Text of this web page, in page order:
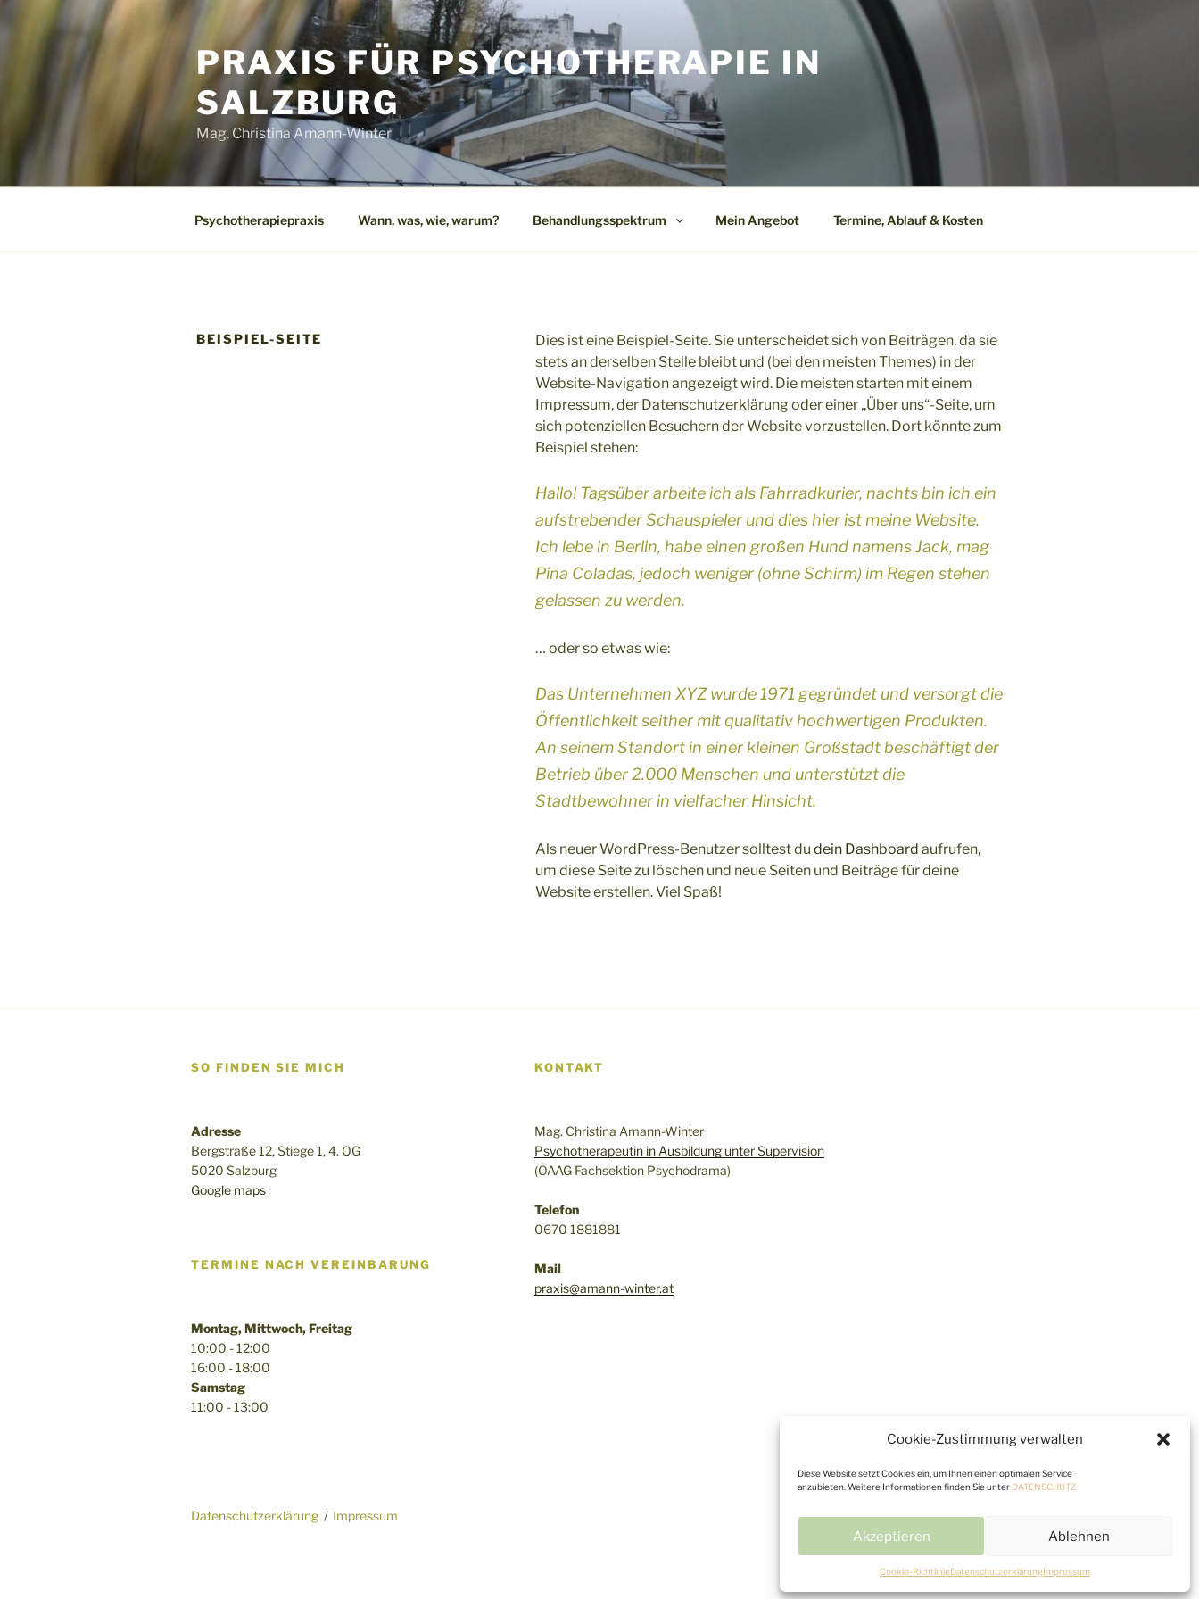
Cookie-Zustimmung verwalten
Diese Website setzt Cookies ein, um Ihnen einen optimalen Service
anzubieten. Weitere Informationen finden Sie unter DATENSCHUTZ
Akzeptieren Ablehnen
Cookie-RichtlinieDatenschutzerklärungImpressum
PRAXIS FÜR PSYCHOTHERAPIE IN
SALZBURG
Mag. Christina Amann-Winter
Psychotherapiepraxis Wann, was, wie, warum? Behandlungsspektrum Mein Angebot Termine, Ablauf & Kosten
BEISPIEL-SEITE
Dies ist eine Beispiel-Seite. Sie unterscheidet sich von Beiträgen, da sie
stets an derselben Stelle bleibt und (bei den meisten Themes) in der
Website-Navigation angezeigt wird. Die meisten starten mit einem
Impressum, der Datenschutzerklärung oder einer „Über uns“-Seite, um
sich potenziellen Besuchern der Website vorzustellen. Dort könnte zum
Beispiel stehen:
Hallo! Tagsüber arbeite ich als Fahrradkurier, nachts bin ich ein
aufstrebender Schauspieler und dies hier ist meine Website.
Ich lebe in Berlin, habe einen großen Hund namens Jack, mag
Piña Coladas, jedoch weniger (ohne Schirm) im Regen stehen
gelassen zu werden.
… oder so etwas wie:
Das Unternehmen XYZ wurde 1971 gegründet und versorgt die
Öffentlichkeit seither mit qualitativ hochwertigen Produkten.
An seinem Standort in einer kleinen Großstadt beschäftigt der
Betrieb über 2.000 Menschen und unterstützt die
Stadtbewohner in vielfacher Hinsicht.
Als neuer WordPress-Benutzer solltest du dein Dashboard aufrufen,
um diese Seite zu löschen und neue Seiten und Beiträge für deine
Website erstellen. Viel Spaß!
SO FINDEN SIE MICH
Adresse
Bergstraße 12, Stiege 1, 4. OG
5020 Salzburg
Google maps
TERMINE NACH VEREINBARUNG
Montag, Mittwoch, Freitag
10:00 - 12:00
16:00 - 18:00
Samstag
11:00 - 13:00
KONTAKT
Mag. Christina Amann-Winter
Psychotherapeutin in Ausbildung unter Supervision
(ÖAAG Fachsektion Psychodrama)
Telefon
0670 1881881
Mail
praxis@amann-winter.at
Datenschutzerklärung Impressum